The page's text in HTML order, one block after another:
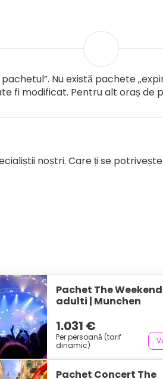
Nu există pachete
fi modificat. Pentru alt oraș
noștri. Care ți se
Pachet The
adulti | Munchen
1.031 €
Per persoană (tarif
dinamic)
Pachet Concert The